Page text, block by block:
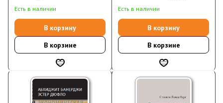
Есть в наличии
В корзину
В корзине
новых рубежах власти
Есть в наличии
В корзину
В корзине